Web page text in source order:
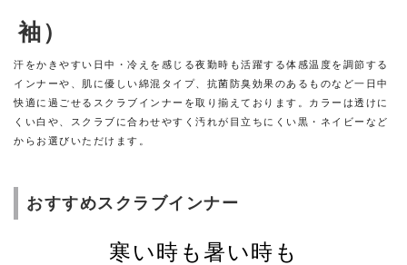
袖）
汗をかきやすい日中・冷えを感じる夜勤時も活躍する体感温度を調節する
インナーや、肌に優しい綿混タイプ、抗菌防臭効果のあるものなど一日中
快適に過ごせるスクラブインナーを取り揃えております。カラーは透けに
くい白や、スクラブに合わせやすく汚れが目立ちにくい黒・ネイビーなど
からお選びいただけます。
おすすめスクラブインナー
寒い時も暑い時も